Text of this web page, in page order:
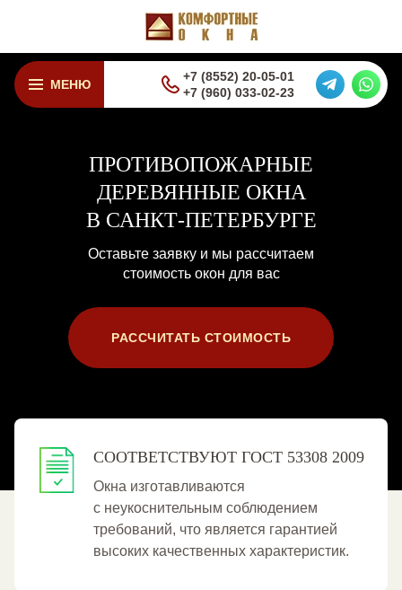
МЕНЮ
+7 (8552) 20-05-01
+7 (960) 033-02-23
ПРОТИВОПОЖАРНЫЕ
ДЕРЕВЯННЫЕ ОКНА
В САНКТ-ПЕТЕРБУРГЕ
Оставьте заявку и мы рассчитаем
стоимость окон для вас
РАССЧИТАТЬ СТОИМОСТЬ
СООТВЕТСТВУЮТ ГОСТ 53308 2009
Окна изготавливаются
с неукоснительным соблюдением
требований, что является гарантией
высоких качественных характеристик.